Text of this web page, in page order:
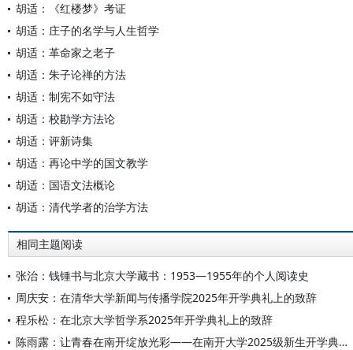
胡适：《红楼梦》考证
胡适：庄子的名学与人生哲学
胡适：革命家之老子
胡适：朱子论禅的方法
胡适：制宪不如守法
胡适：校勘学方法论
胡适：评新诗集
胡适：再论中学的国文教学
胡适：国语文法概论
胡适：清代学者的治学方法
相同主题阅读
张治：钱锺书与北京大学藏书：1953—1955年的个人阅读史
周庆安：在清华大学新闻与传播学院2025年开学典礼上的致辞
程乐松：在北京大学哲学系2025年开学典礼上的致辞
陈雨露：让青春在南开绽放光彩——在南开大学2025级新生开学典礼上的讲话